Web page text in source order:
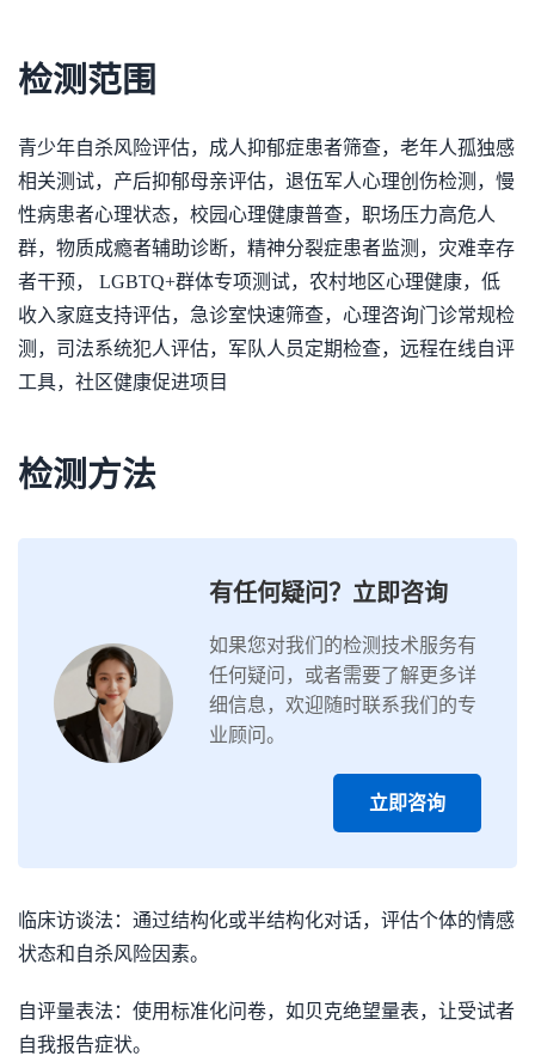
检测范围
青少年自杀风险评估，成人抑郁症患者筛查，老年人孤独感
相关测试，产后抑郁母亲评估，退伍军人心理创伤检测，慢
性病患者心理状态，校园心理健康普查，职场压力高危人
群，物质成瘾者辅助诊断，精神分裂症患者监测，灾难幸存
者干预， LGBTQ+群体专项测试，农村地区心理健康，低
收入家庭支持评估，急诊室快速筛查，心理咨询门诊常规检
测，司法系统犯人评估，军队人员定期检查，远程在线自评
工具，社区健康促进项目
检测方法
有任何疑问？立即咨询
如果您对我们的检测技术服务有
任何疑问，或者需要了解更多详
细信息，欢迎随时联系我们的专
业顾问。
立即咨询
临床访谈法：通过结构化或半结构化对话，评估个体的情感
状态和自杀风险因素。
自评量表法：使用标准化问卷，如贝克绝望量表，让受试者
自我报告症状。